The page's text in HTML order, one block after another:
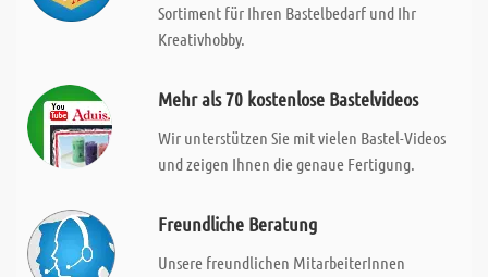
Sortiment für Ihren Bastelbedarf und Ihr
Kreativhobby.
Mehr als 70 kostenlose Bastelvideos
Wir unterstützen Sie mit vielen Bastel-Videos
und zeigen Ihnen die genaue Fertigung.
Freundliche Beratung
Unsere freundlichen MitarbeiterInnen